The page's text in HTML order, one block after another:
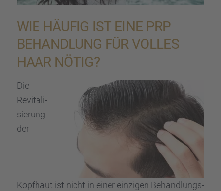
WIE HÄUFIG IST EINE PRP
BEHAND­LUNG FÜR VOLLES
HAAR NÖTIG?
Die
Revita­li­
sie­rung
der
Kopfhaut ist nicht in einer einzi­gen Behand­lungs­